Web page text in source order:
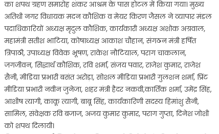
का शपथ ग्रहण समारोह शंकर आश्रम के पास होटल में किया गया। मुख्य
अतिथी नगर विधायक मदन कौशिक व मेयर किरण जैसल ने व्यापार मंडल
पदाधिकारियों अध्यक्ष मृदुल कौशिक, कार्यकारी अध्यक्ष अशोक अग्रवाल,
महामंत्री सतीश भाटिया, कोषाध्यक्ष आकाश चौहान, संगठन मंत्री हर्षित
त्रिपाठी, उपाध्यक्ष विवेक भूषण, राकेश नौटियाल, पराग चाकलान,
जगजीवन, सिद्धार्थ कौशिक, रवि शर्मा, संजय पवार, राजेश कुमार, राजेश
सैनी, मीडिया प्रभारी बसंत अरोड़ा, सोशल मीडिया प्रभारी गुलशन शर्मा, प्रिंट
मीडिया प्रभारी नवीन जुनेजा, शहर मंत्री हैदर नकवी,कार्तिक शर्मा, उमेंद्र सिंह,
आशीष त्यागी, काकू त्यागी, बाबू सिंह, कार्यकारिणी सदस्य हिमांशु सैनी,
सामिल, संवेक्षक रवि बजाज, अजय कुमार कुमार, पराग गुप्ता, दिनेश जोशी
को शपथ दिलायी।